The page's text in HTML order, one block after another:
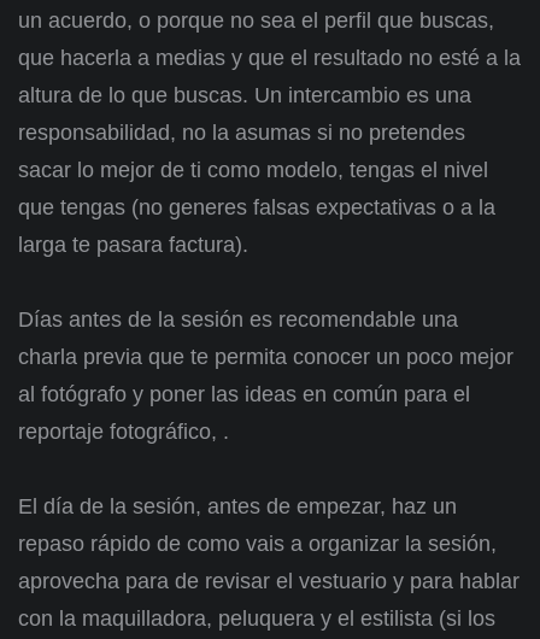
un acuerdo, o porque no sea el perfil que buscas,
que hacerla a medias y que el resultado no esté a la
altura de lo que buscas. Un intercambio es una
responsabilidad, no la asumas si no pretendes
sacar lo mejor de ti como modelo, tengas el nivel
que tengas (no generes falsas expectativas o a la
larga te pasara factura).
Días antes de la sesión es recomendable una
charla previa que te permita conocer un poco mejor
al fotógrafo y poner las ideas en común para el
reportaje fotográfico, .
El día de la sesión, antes de empezar, haz un
repaso rápido de como vais a organizar la sesión,
aprovecha para de revisar el vestuario y para hablar
con la maquilladora, peluquera y el estilista (si los